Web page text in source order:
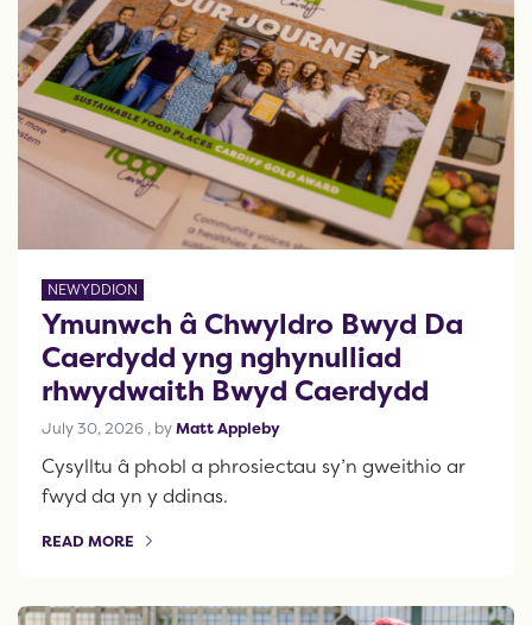
NEWYDDION
Ymunwch â Chwyldro Bwyd Da
Caerdydd yng nghynulliad
rhwydwaith Bwyd Caerdydd
July 30, 2026 July 30, 2026
, byMatt Appleby
Cysylltu â phobl a phrosiectau sy’n gweithio ar
fwyd da yn y ddinas.
READ MORE
OF THIS ARTICLE